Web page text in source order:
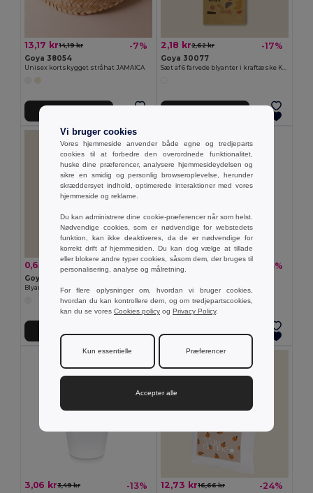
13,17 kr14,19 kr -7%
Goya 38054
Unisex kortskygget stråhat JAMAICA
2,18 kr2,62 kr -17%
Goya 30077
Sæt af 6 farvede blyanter i kraftæske KRAFT
0,65 kr -18%
Goya 50555
Blyant i træ med antibakteriel finish SURGEON
2,18 kr -33%
SUORA RPET filt nøglering
+1 Farver
3,06 kr3,49 kr -13% 12,73 kr16,66 kr -24%
Vi bruger cookies
Vores hjemmeside anvender både egne og tredjeparts
cookies til at forbedre den overordnede funktionalitet,
huske dine præferencer, analysere hjemmesideydelsen og
sikre en smidig og personlig browseroplevelse, herunder
skræddersyet indhold, optimerede interaktioner med vores
hjemmeside og reklame.
Du kan administrere dine cookie-præferencer når som helst.
Nødvendige cookies, som er nødvendige for webstedets
funktion, kan ikke deaktiveres, da de er nødvendige for
korrekt drift af hjemmesiden. Du kan dog vælge at tillade
eller blokere andre typer cookies, såsom dem, der bruges til
personalisering, analyse og målretning.
For flere oplysninger om, hvordan vi bruger cookies,
hvordan du kan kontrollere dem, og om tredjepartscookies,
kan du se vores Cookies policy og Privacy Policy.
Kun essentielle Præferencer
Accepter alle